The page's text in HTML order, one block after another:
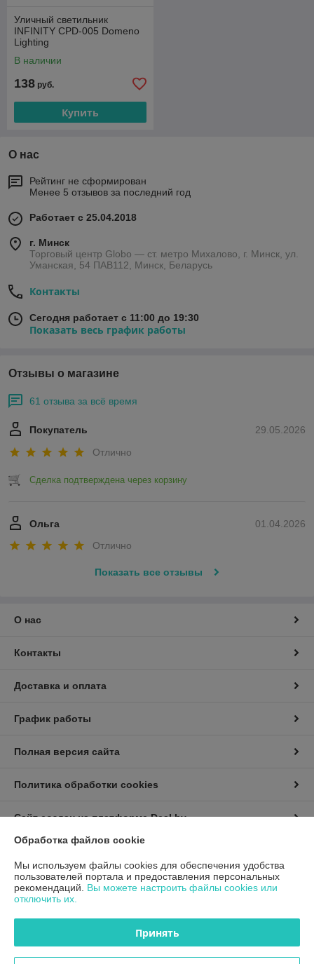
Уличный светильник
INFINITY CPD-005 Domeno
Lighting
В наличии
138 руб.
Купить
О нас
Рейтинг не сформирован
Менее 5 отзывов за последний год
Работает с 25.04.2018
г. Минск
Торговый центр Globo — ст. метро Михалово, г. Минск, ул.
Уманская, 54 ПАВ112, Минск, Беларусь
Контакты
Сегодня работает с 11:00 до 19:30
Показать весь график работы
Отзывы о магазине
61 отзыва за всё время
29.05.2026
Покупатель
Отлично
Сделка подтверждена через корзину
01.04.2026
Ольга
Отлично
Показать все отзывы
О нас
Контакты
Доставка и оплата
График работы
Полная версия сайта
Политика обработки cookies
Сайт создан на платформе Deal.by
Индивидуальный предприниматель:ИП Дубяго Марина Аркадьевна
Минская обл. Минский район. Д.Богатырево, ул. Полесская 7,кв10
Обработка файлов cookie
Мы используем файлы cookies для обеспечения удобства
пользователей портала и предоставления персональных
рекомендаций. Вы можете настроить файлы cookies или
отключить их.
Принять